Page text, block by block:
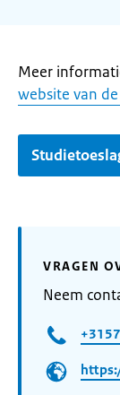
Meer
website van
VRAGEN
Neem